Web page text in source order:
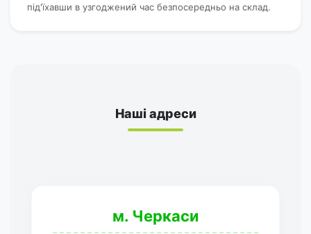
під'їхавши в узгоджений час безпосередньо на склад.
Наші адреси
м. Черкаси